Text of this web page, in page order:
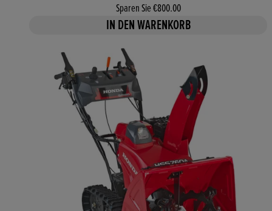
Sparen Sie €800.00
IN DEN WARENKORB